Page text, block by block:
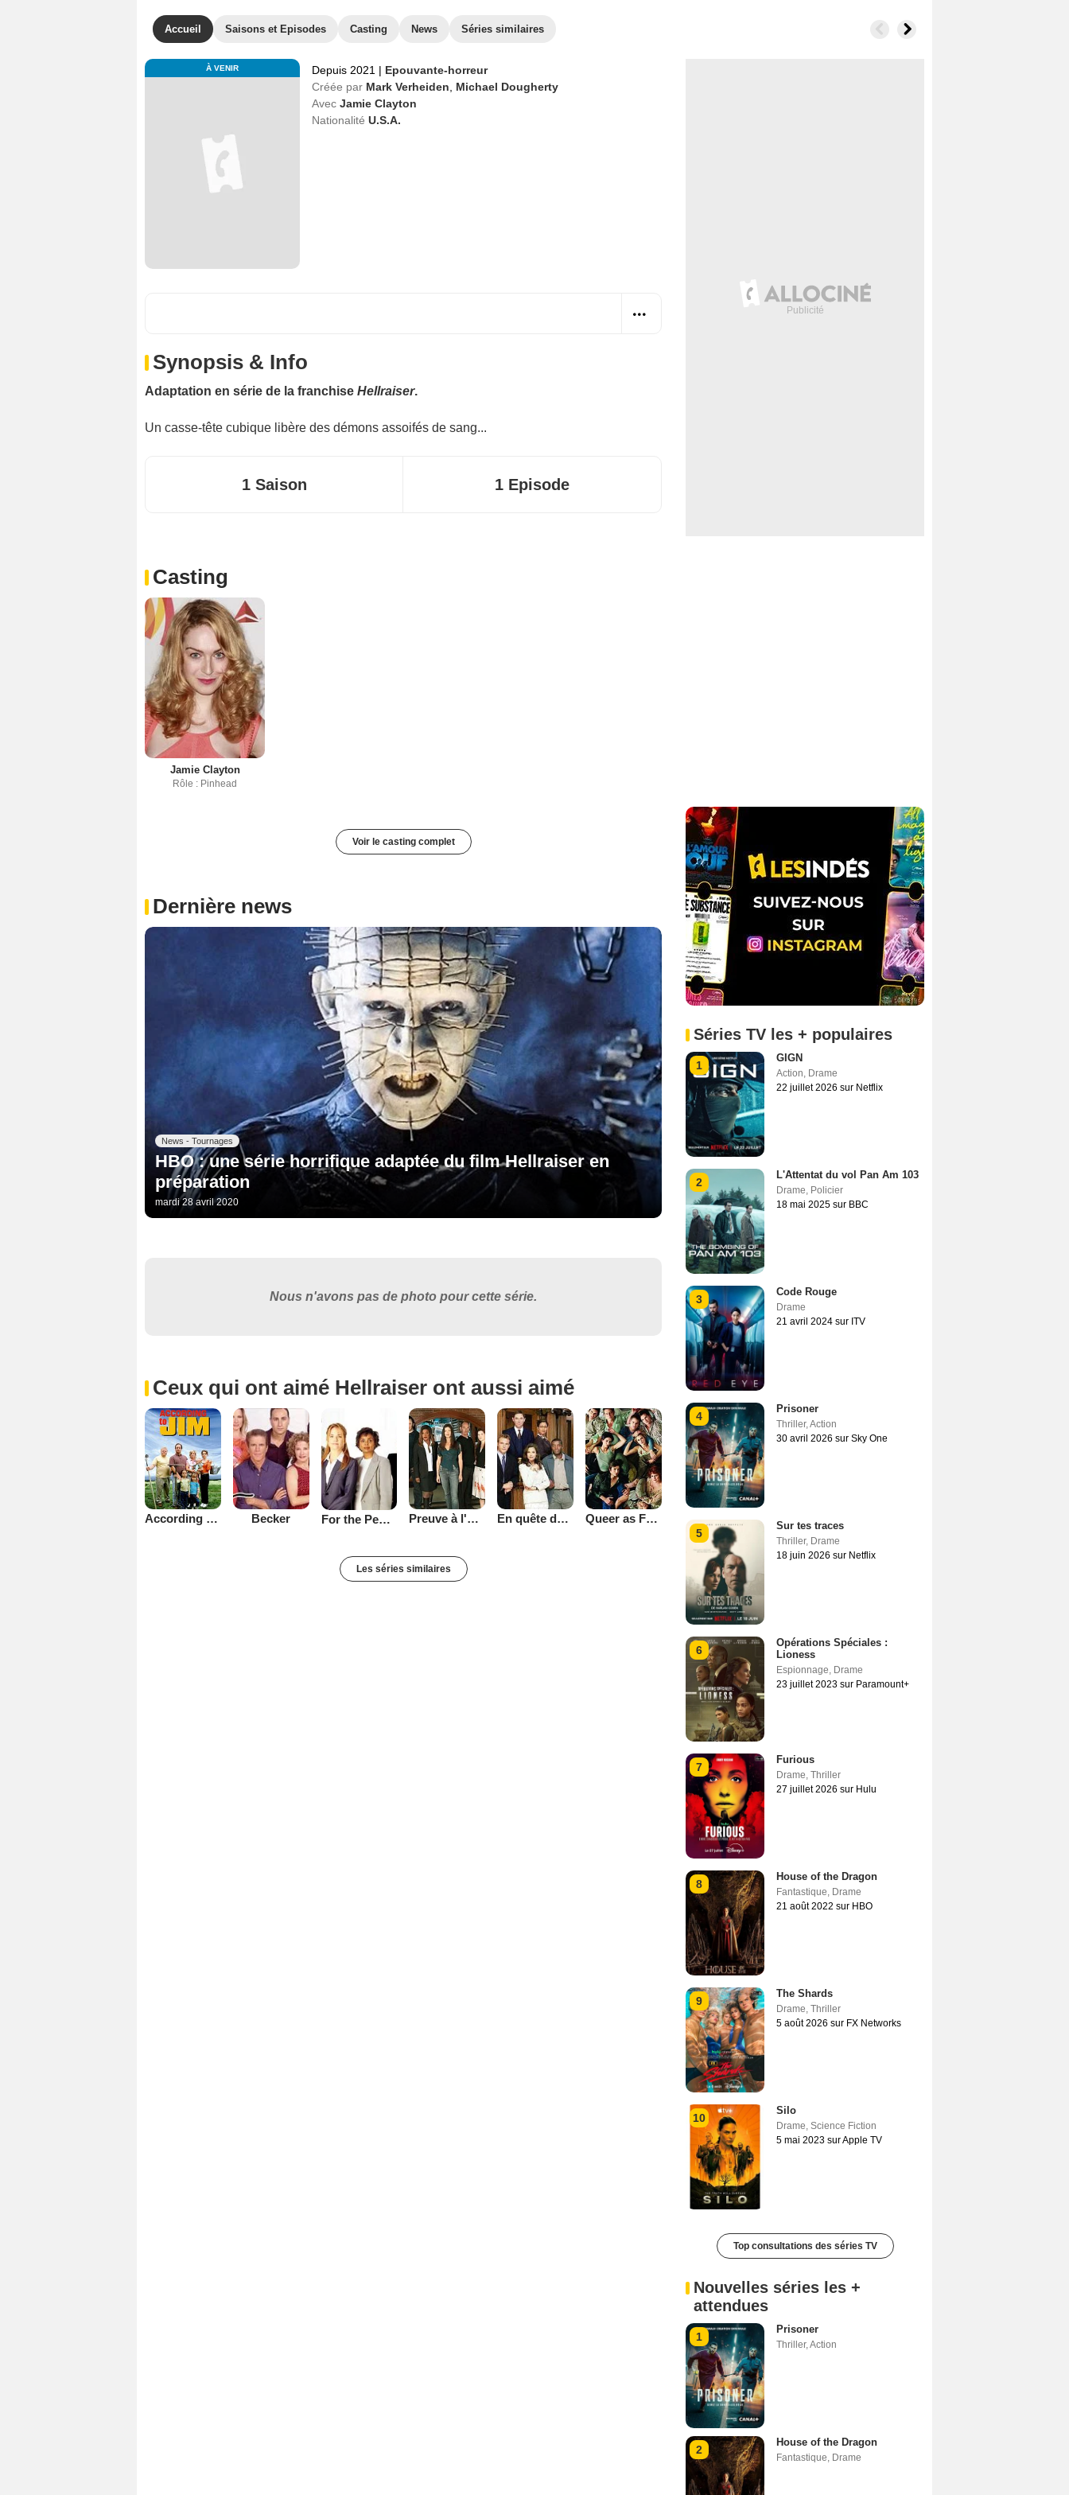
Accueil Saisons et Episodes Casting News Séries similaires
À VENIR Depuis 2021 | Epouvante-horreur
Créée par Mark Verheiden
Michael Dougherty
Avec Jamie Clayton
Nationalité U.S.A.
Synopsis & Info
Adaptation en série de la franchise Hellraiser.
Un casse-tête cubique libère des démons assoifés de sang...
1 Saison 1 Episode
Casting
Jamie Clayton
Rôle : Pinhead
Voir le casting complet
Dernière news
News - Tournages
HBO : une série horrifique adaptée du film Hellraiser en
préparation
mardi 28 avril 2020
Nous n'avons pas de photo pour cette série.
Ceux qui ont aimé Hellraiser ont aussi aimé
According to Jim Becker For the People (2002) Preuve à l'appui En quête de justice Queer as Folk (2000)
Les séries similaires
Séries TV les + populaires
1
GIGN
Action, Drame
22 juillet 2026 sur Netflix
2
L'Attentat du vol Pan Am 103
Drame, Policier
18 mai 2025 sur BBC
3
Code Rouge
Drame
21 avril 2024 sur ITV
4
Prisoner
Thriller,Action
30 avril 2026 sur Sky One
5
Sur tes traces
Thriller, Drame
18 juin 2026 sur Netflix
6
Opérations Spéciales :
Lioness
Espionnage, Drame
23 juillet 2023 sur Paramount+
7
Furious
Drame, Thriller
27 juillet 2026 sur Hulu
8
House of the Dragon
Fantastique, Drame
21 août 2022 sur HBO
9
The Shards
Drame, Thriller
5 août 2026 sur FX Networks
10
Silo
Drame, Science Fiction
5 mai 2023 sur Apple TV
Top consultations des séries TV
Nouvelles séries les +
attendues
1
Prisoner
Thriller,Action
2
House of the Dragon
Fantastique, Drame